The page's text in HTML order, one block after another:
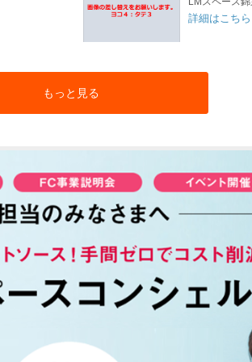
詳細はこちら
もっと見る